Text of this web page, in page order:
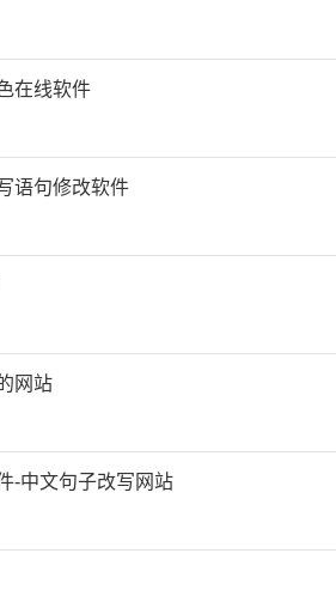
在线软件
语句修改软件
网站
-中文句子改写网站